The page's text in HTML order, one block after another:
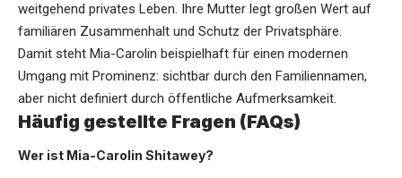
weitgehend privates Leben. Ihre Mutter legt großen Wert auf
familiären Zusammenhalt und Schutz der Privatsphäre.
Damit steht Mia-Carolin beispielhaft für einen modernen
Umgang mit Prominenz: sichtbar durch den Familiennamen,
aber nicht definiert durch öffentliche Aufmerksamkeit.
Häufig gestellte Fragen (FAQs)
Wer ist Mia-Carolin Shitawey?